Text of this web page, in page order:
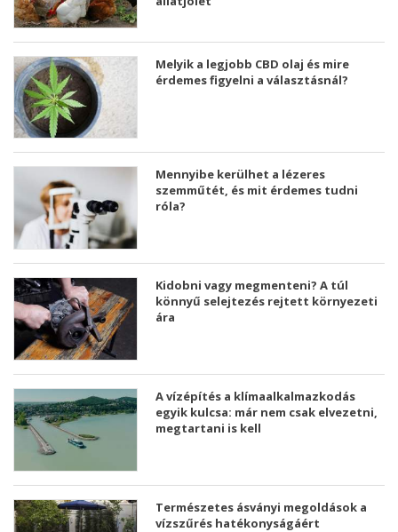
Melyik a legjobb CBD olaj és mire
érdemes figyelni a választásnál?
Mennyibe kerülhet a lézeres
szemműtét, és mit érdemes tudni
róla?
Kidobni vagy megmenteni? A túl
könnyű selejtezés rejtett környezeti
ára
A vízépítés a klímaalkalmazkodás
egyik kulcsa: már nem csak elvezetni,
megtartani is kell
Természetes ásványi megoldások a
vízszűrés hatékonyságáért